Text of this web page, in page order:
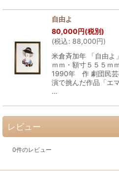
自由よ
80,000円(税別)
(税込: 88,000円)
米倉斉加年 「自由よ
ｍｍ・額寸５５５ｍ
1990年 作 劇団民芸
演で挑んだ作品「エ
…
レビュー
0件のレビュー